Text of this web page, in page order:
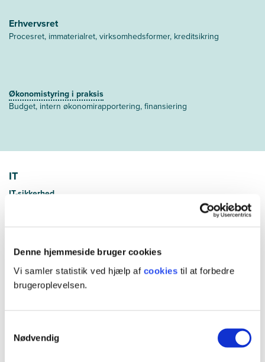
Denne hjemmeside bruger cookies
Vi samler statistik ved hjælp af cookies til at forbedre
brugeroplevelsen.
Nødvendig
Erhvervsret
Procesret, immaterialret, virksomhedsformer, kreditsikring
Økonomistyring i praksis
Budget, intern økonomirapportering, finansiering
IT
IT-sikkerhed
Netværk og cloud, sikkerhedsmekanismer, udviklingstendenser
Videregående systemudvikling